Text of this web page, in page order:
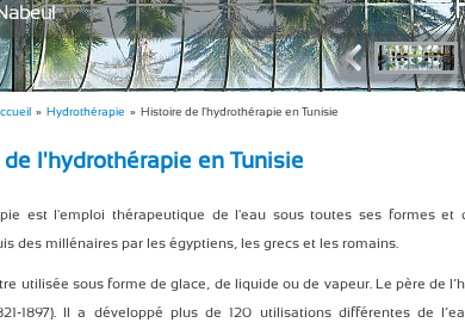
» Hydrothérapie » Histoire de l'hydrothérapie en Tunisie
l'hydrothérapie en Tunisie
est l'emploi thérapeutique de l'eau sous toutes ses formes et
des millénaires par les égyptiens, les grecs et les romains.
utilisée sous forme de glace, de liquide ou de vapeur. Le père de
1897). Il a développé plus de 120 utilisations différentes de